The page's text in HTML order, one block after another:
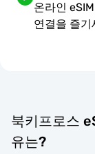
온라인
연결을 즐기
북키프로스
유는?